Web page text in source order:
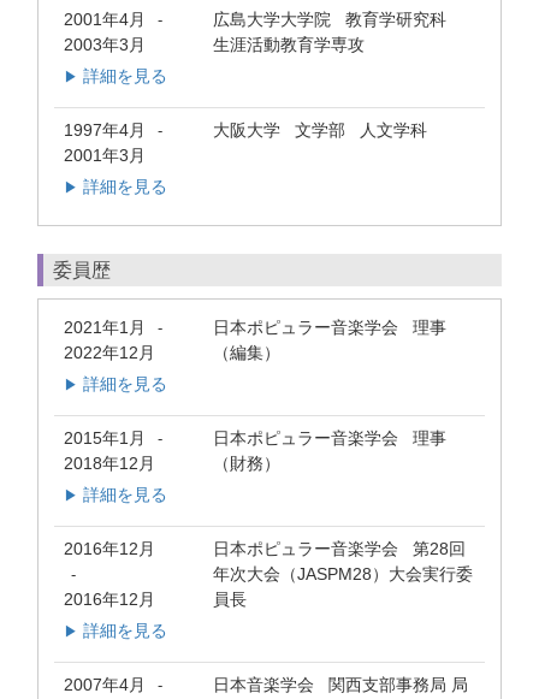
2001年4月 -
2003年3月
広島大学大学院 教育学研究科
生涯活動教育学専攻
▶ 詳細を見る
1997年4月 -
2001年3月
大阪大学 文学部 人文学科
▶ 詳細を見る
委員歴
2021年1月 -
2022年12月
日本ポピュラー音楽学会 理事
（編集）
▶ 詳細を見る
2015年1月 -
2018年12月
日本ポピュラー音楽学会 理事
（財務）
▶ 詳細を見る
2016年12月
-
2016年12月
日本ポピュラー音楽学会 第28回
年次大会（JASPM28）大会実行委
員長
▶ 詳細を見る
2007年4月 - 日本音楽学会 関西支部事務局 局